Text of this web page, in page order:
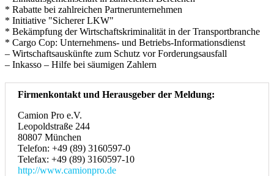
* Rabatte bei zahlreichen Partnerunternehmen
* Initiative "Sicherer LKW"
* Bekämpfung der Wirtschaftskriminalität in der Transportbranche
* Cargo Cop: Unternehmens- und Betriebs-Informationsdienst
– Wirtschaftsauskünfte zum Schutz vor Forderungsausfall
– Inkasso – Hilfe bei säumigen Zahlern
Firmenkontakt und Herausgeber der Meldung:
Camion Pro e.V.
Leopoldstraße 244
80807 München
Telefon: +49 (89) 3160597-0
Telefax: +49 (89) 3160597-10
http://www.camionpro.de